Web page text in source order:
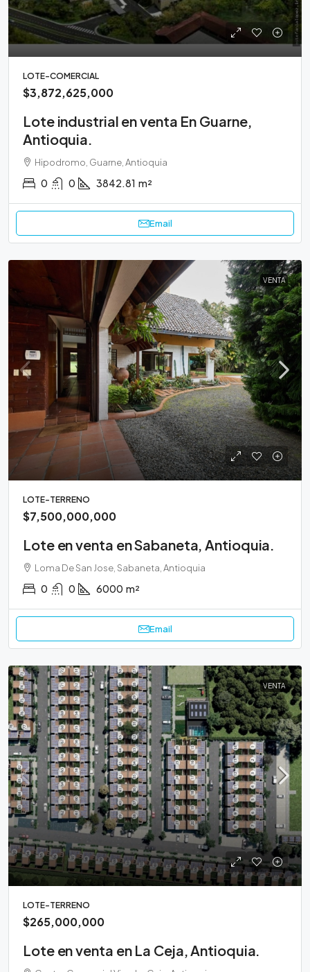
LOTE-COMERCIAL
$3,872,625,000
Lote industrial en venta En Guarne,
Antioquia.
Hipodromo, Guarne, Antioquia
0 0 3842.81 m²
Email
VENTA
LOTE-TERRENO
$7,500,000,000
Lote en venta en Sabaneta, Antioquia.
Loma De San Jose, Sabaneta, Antioquia
0 0 6000 m²
Email
VENTA
LOTE-TERRENO
$265,000,000
Lote en venta en La Ceja, Antioquia.